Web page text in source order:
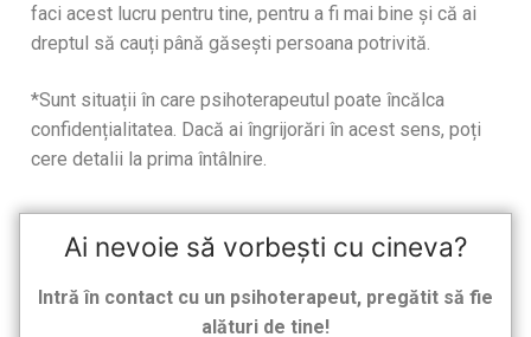
faci acest lucru pentru tine, pentru a fi mai bine și că ai
dreptul să cauți până găsești persoana potrivită.
*Sunt situații în care psihoterapeutul poate încălca
confidențialitatea. Dacă ai îngrijorări în acest sens, poți
cere detalii la prima întâlnire.
Ai nevoie să vorbești cu cineva?
Intră în contact cu un psihoterapeut, pregătit să fie
alături de tine!